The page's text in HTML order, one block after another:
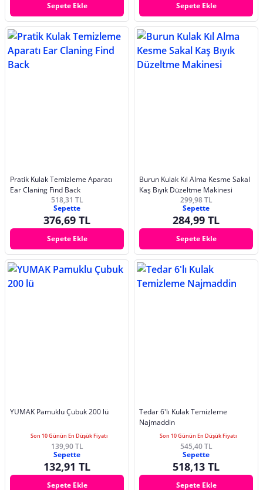
Sepete Ekle Sepete Ekle
Pratik Kulak Temizleme Aparatı
Ear Claning Find Back
518,31 TL
Sepette
376,69 TL
Sepete Ekle
Burun Kulak Kıl Alma Kesme Sakal
Kaş Bıyık Düzeltme Makinesi
299,98 TL
Sepette
284,99 TL
Sepete Ekle
YUMAK Pamuklu Çubuk 200 lü
Son 10 Günün En Düşük Fiyatı
139,90 TL
Sepette
132,91 TL
Sepete Ekle
Tedar 6'lı Kulak Temizleme
Najmaddin
Son 10 Günün En Düşük Fiyatı
545,40 TL
Sepette
518,13 TL
Sepete Ekle